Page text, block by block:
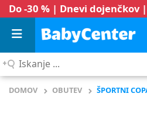
Do -30 % | Dnevi dojenčkov |
Iskanje
DOMOV OBUTEV ŠPORTNI